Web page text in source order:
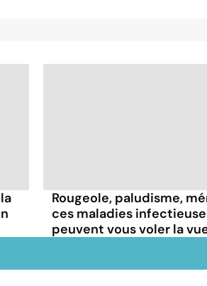
Rougeole, paludisme,
ces maladies
peuvent vous voler la